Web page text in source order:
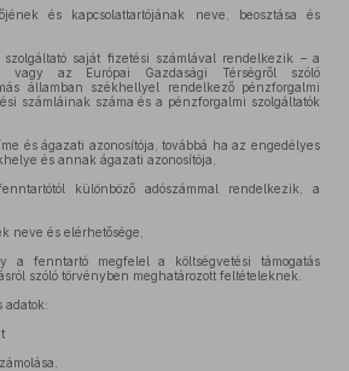
és kapcsolattartójának neve, beosztása és
saját fizetési számlával rendelkezik – a
vagy az Európai Gazdasági Térségről szóló
államban székhellyel rendelkező pénzforgalmi
számláinak száma és a pénzforgalmi szolgáltatók
és ágazati azonosítója, továbbá ha az engedélyes
és annak ágazati azonosítója,
különböző adószámmal rendelkezik, a
neve és elérhetősége,
a fenntartó megfelel a költségvetési támogatás
szóló törvényben meghatározott feltételeknek.
adatok: